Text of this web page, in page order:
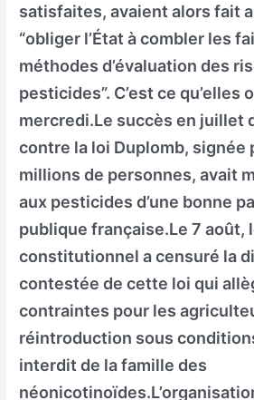
satisfaites, avaient alors fait
“obliger l’État à combler les
méthodes d’évaluation des
pesticides”. C’est ce qu’elles
mercredi.Le succès en juillet
contre la loi Duplomb, signée
millions de personnes, avait
aux pesticides d’une bonne
publique française.Le 7 août,
constitutionnel a censuré la
contestée de cette loi qui
contraintes pour les
réintroduction sous
interdit de la famille des